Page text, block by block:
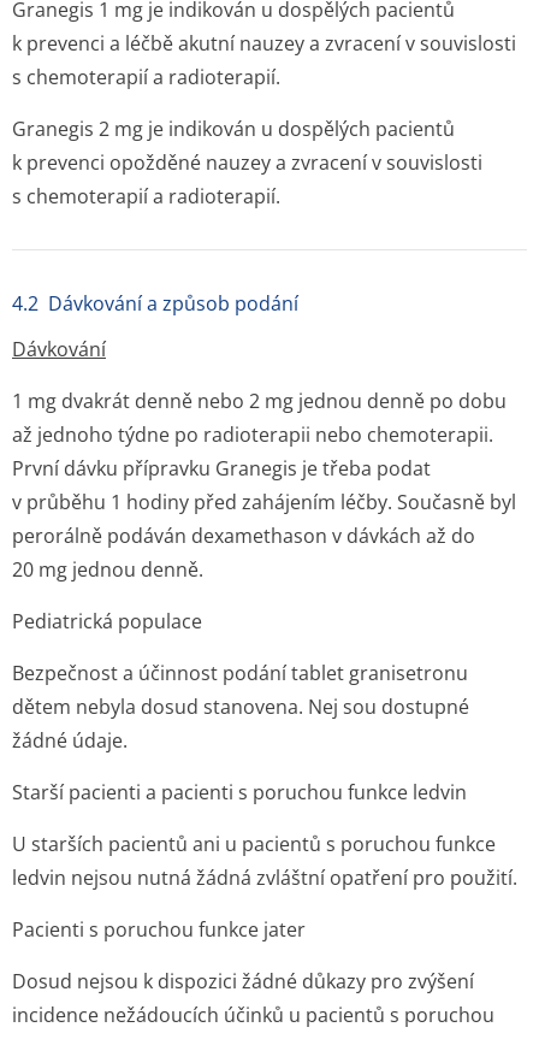
Granegis 1 mg je indikován u dospělých pacientů
k prevenci a léčbě akutní nauzey a zvracení v souvislosti
s chemoterapií a radioterapií.
Granegis 2 mg je indikován u dospělých pacientů
k prevenci opožděné nauzey a zvracení v souvislosti
s chemoterapií a radioterapií.
4.2 Dávkování a způsob podání
Dávkování
1 mg dvakrát denně nebo 2 mg jednou denně po dobu
až jednoho týdne po radioterapii nebo chemoterapii.
První dávku přípravku Granegis je třeba podat
v průběhu 1 hodiny před zahájením léčby. Současně byl
perorálně podáván dexamethason v dávkách až do
20 mg jednou denně.
Pediatrická populace
Bezpečnost a účinnost podání tablet granisetronu
dětem nebyla dosud stanovena. Nej sou dostupné
žádné údaje.
Starší pacienti a pacienti s poruchou funkce ledvin
U starších pacientů ani u pacientů s poruchou funkce
ledvin nejsou nutná žádná zvláštní opatření pro použití.
Pacienti s poruchou funkce jater
Dosud nejsou k dispozici žádné důkazy pro zvýšení
incidence nežádoucích účinků u pacientů s poruchou